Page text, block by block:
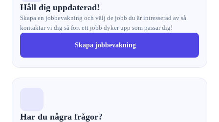
Håll dig uppdaterad!
Skapa en jobbevakning och välj de jobb du är intresserad av så
kontaktar vi dig så fort ett jobb dyker upp som passar dig!
Skapa jobbevakning
Har du några frågor?